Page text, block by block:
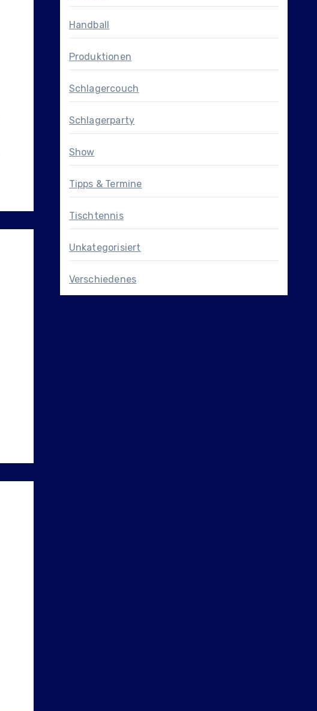
Handball
Produktionen
Schlagercouch
Schlagerparty
Show
Tipps & Termine
Tischtennis
Unkategorisiert
Verschiedenes